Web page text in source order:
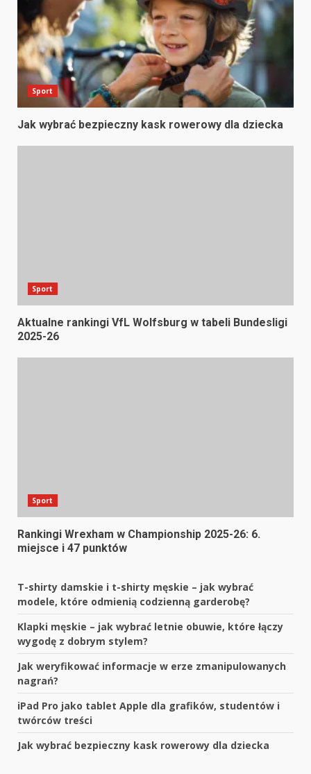
Sport
Jak wybrać bezpieczny kask rowerowy dla dziecka
Sport
Aktualne rankingi VfL Wolfsburg w tabeli Bundesligi
2025-26
Sport
Rankingi Wrexham w Championship 2025-26: 6.
miejsce i 47 punktów
T-shirty damskie i t-shirty męskie – jak wybrać
modele, które odmienią codzienną garderobę?
Klapki męskie – jak wybrać letnie obuwie, które łączy
wygodę z dobrym stylem?
Jak weryfikować informacje w erze zmanipulowanych
nagrań?
iPad Pro jako tablet Apple dla grafików, studentów i
twórców treści
Jak wybrać bezpieczny kask rowerowy dla dziecka